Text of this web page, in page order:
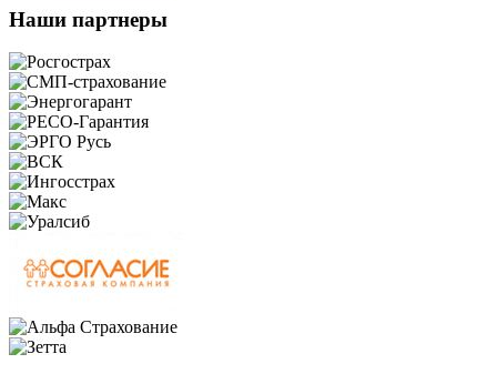
Наши партнеры